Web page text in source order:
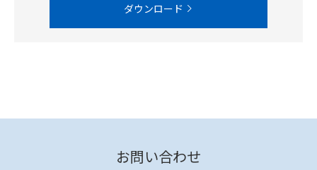
ダウンロード
お問い合わせ